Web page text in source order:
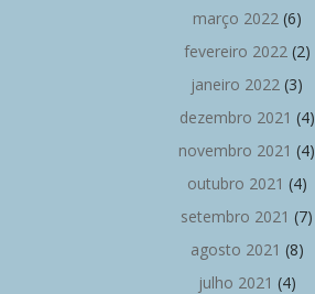
março 2022(6)
fevereiro 2022(2)
janeiro 2022 (3)
dezembro 2021 (4)
novembro 2021 (4)
outubro 2021 (4)
setembro 2021 (7)
agosto 2021 (8)
julho 2021 (4)